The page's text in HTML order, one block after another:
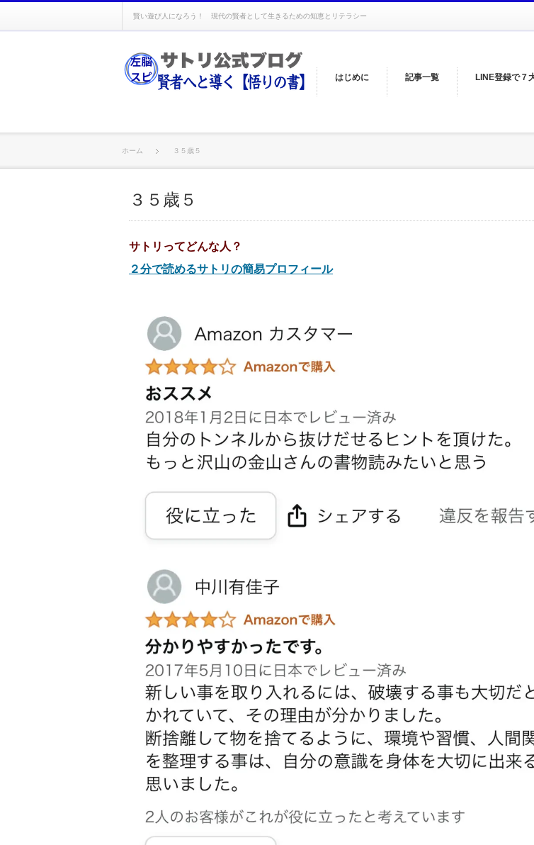
賢い遊び人になろう！ 現代の賢者として生きるための知恵とリテラシー
はじめに 記事一覧 LINE登録で７
ホーム ３５歳５
３５歳５
サトリってどんな人？
２分で読めるサトリの簡易プロフィール